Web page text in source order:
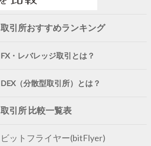
取引所おすすめランキング
FX・レバレッジ取引とは？
DEX（分散型取引所）とは？
取引所 比較一覧表
ビットフライヤー(bitFlyer)